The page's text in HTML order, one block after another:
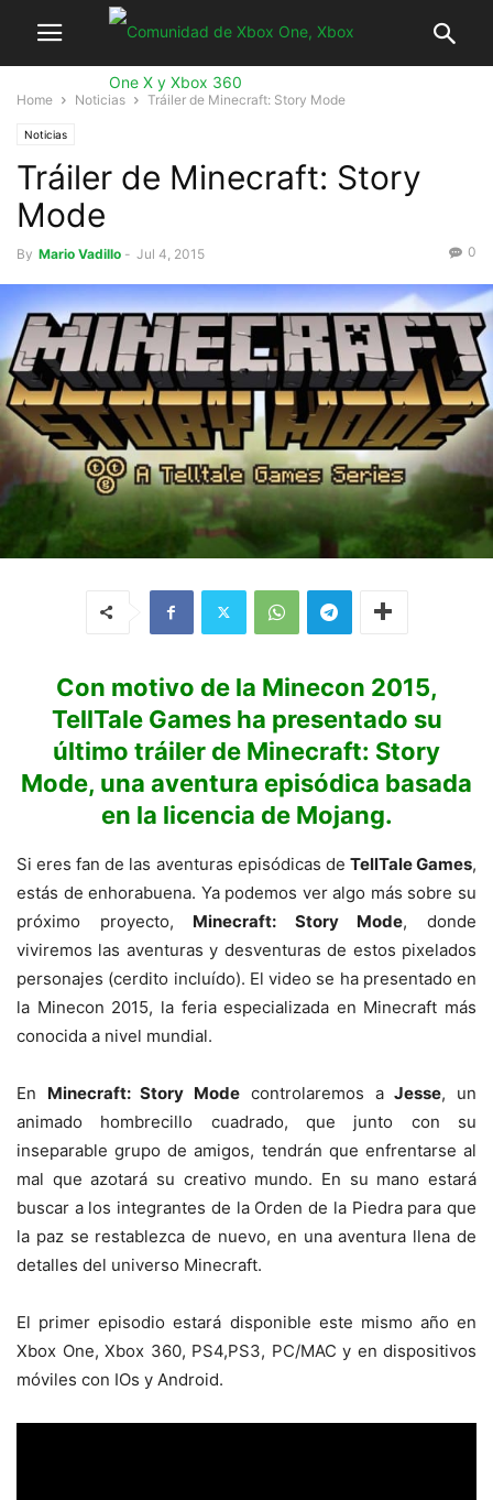
Home Noticias Tráiler de Minecraft: Story Mode
Noticias
Tráiler de Minecraft: Story
Mode
By Mario Vadillo - Jul 4, 2015 0
Con motivo de la Minecon 2015,
TellTale Games ha presentado su
último tráiler de Minecraft: Story
Mode, una aventura episódica basada
en la licencia de Mojang.
Si eres fan de las aventuras episódicas de TellTale Games,
estás de enhorabuena. Ya podemos ver algo más sobre su
próximo proyecto, Minecraft: Story Mode, donde
viviremos las aventuras y desventuras de estos pixelados
personajes (cerdito incluído). El video se ha presentado en
la Minecon 2015, la feria especializada en Minecraft más
conocida a nivel mundial.
En Minecraft: Story Mode controlaremos aJesse, un
animado hombrecillo cuadrado, que junto con su
inseparable grupo de amigos, tendrán que enfrentarse al
mal que azotará su creativo mundo. En su mano estará
buscar a los integrantes de la Orden de la Piedra para que
la paz se restablezca de nuevo, en una aventura llena de
detalles del universo Minecraft.
El primer episodio estará disponible este mismo año en
Xbox One, Xbox 360, PS4,PS3, PC/MAC y en dispositivos
móviles con IOs y Android.